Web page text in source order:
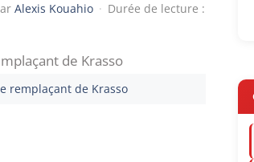
Alexis Kouahio · Durée de lecture :
remplaçant de Krasso